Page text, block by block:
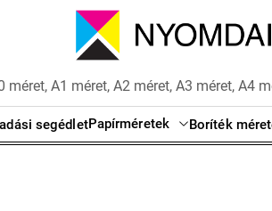
A1 méret, A2 méret, A3 méret, A4
segédletPapírméretek Boríték